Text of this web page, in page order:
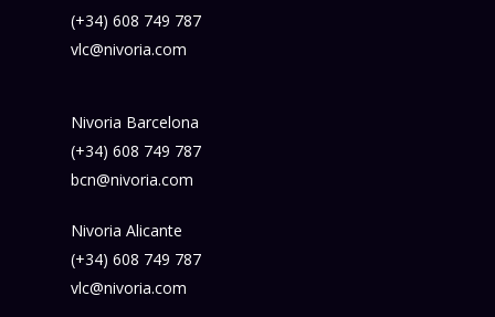
(+34) 608 749 787
vlc@nivoria.com
Nivoria Barcelona
(+34) 608 749 787
bcn@nivoria.com
Nivoria Alicante
(+34) 608 749 787
vlc@nivoria.com